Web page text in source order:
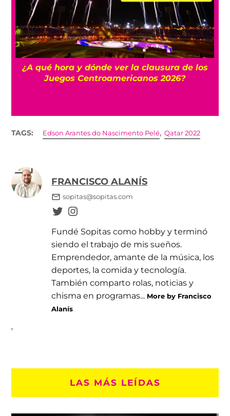
¿A qué hora y dónde ver la clausura de los
Juegos Centroamericanos 2026?
TAGS: Edson Arantes do Nascimento Pelé,Qatar 2022
FRANCISCO ALANÍS
sopitas@sopitas.com
Fundé Sopitas como hobby y terminó
siendo el trabajo de mis sueños.
Emprendedor, amante de la música, los
deportes, la comida y tecnología.
También comparto rolas, noticias y
chisma en programas... More by Francisco
Alanís
LAS MÁS LEÍDAS